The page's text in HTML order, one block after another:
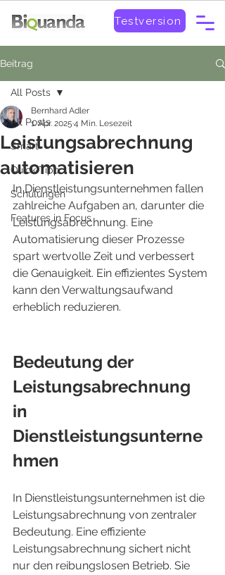
Testversion
Beitrag
All Posts
Smart
Quick-Tipp
Schulungen
Features in Focus
All Posts
Leistungsabrechnung
automatisieren
Bernhard Adler
1. Apr. 2025 4 Min. Lesezeit
In Dienstleistungsunternehmen fallen
zahlreiche Aufgaben an, darunter die
Leistungsabrechnung. Eine
Automatisierung dieser Prozesse
spart wertvolle Zeit und verbessert
die Genauigkeit. Ein effizientes System
kann den Verwaltungsaufwand
erheblich reduzieren.
Bedeutung der
Leistungsabrechnung
in
Dienstleistungsunterne
hmen
In Dienstleistungsunternehmen ist die
Leistungsabrechnung von zentraler
Bedeutung. Eine effiziente
Leistungsabrechnung sichert nicht
nur den reibungslosen Betrieb. Sie